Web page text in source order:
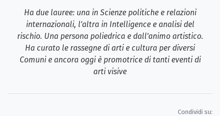
Ha due lauree: una in Scienze politiche e relazioni
internazionali, l'altra in Intelligence e analisi del
rischio. Una persona poliedrica e dall'animo artistico.
Ha curato le rassegne di arti e cultura per diversi
Comuni e ancora oggi è promotrice di tanti eventi di
arti visive
Condividi su: